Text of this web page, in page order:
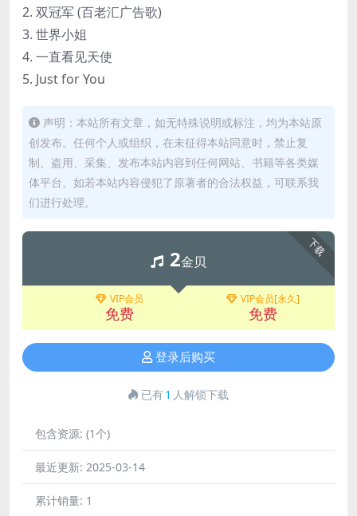
2. 双冠军 (百老汇广告歌)
3. 世界小姐
4. 一直看见天使
5. Just for You
声明：本站所有文章，如无特殊说明或标注，均为本站原
创发布。任何个人或组织，在未征得本站同意时，禁止复
制、盗用、采集、发布本站内容到任何网站、书籍等各类媒
体平台。如若本站内容侵犯了原著者的合法权益，可联系我
们进行处理。
下载
2金贝
VIP会员
免费
VIP会员[永久]
免费
登录后购买
已有1 人解锁下载
包含资源: (1个)
最近更新: 2025-03-14
累计销量: 1